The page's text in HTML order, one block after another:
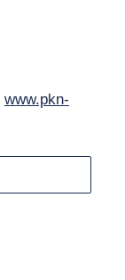
www.pkn-